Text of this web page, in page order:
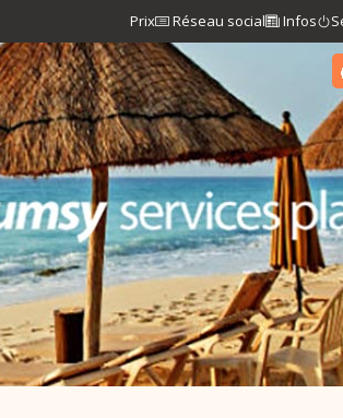
Prix Réseau social Infos